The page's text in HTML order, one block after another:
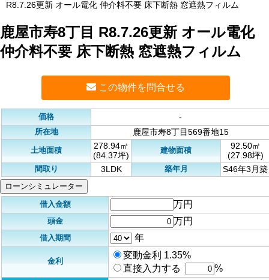
R8.7.26更新 オール電化 仲介料不要 床下断熱 窓遮熱フィルム
鹿屋市寿8丁目 R8.7.26更新 オール電化
仲介料不要 床下断熱 窓遮熱フィルム
この物件を問合せる
価格
-
所在地
鹿屋市寿8丁目569番地15
土地面積
278.94㎡
(84.37坪)
建物面積
92.50㎡
(27.98坪)
間取り
3LDK 築年月
S46年3月築
ローンシミュレーター
借入金額
万円
頭金 万円
借入期間 年
金利
変動金利 1.35%
直接入力する
%